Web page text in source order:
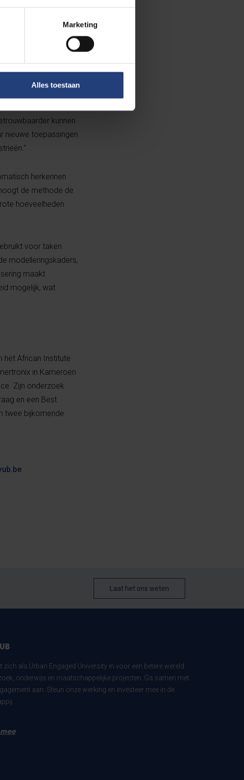
Marketing
Alles toestaan
, het
Daardoor
kunnen
nieuwe toepassingen
herkennen
de methode de
hoeveelheden
voor taken
modelleringskaders,
maakt
mogelijk, wat
het African Institute
in Kameroen
Zijn onderzoek
en een Best
twee bijkomende
Laat het ons weten
zich als Urban Engaged University in voor een betere wereld
onderwijs en maatschappelijke projecten. Ga samen met
aan. Steun onze werking en investeer mee in de